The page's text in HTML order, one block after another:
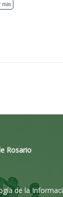
más
Rosario
de la